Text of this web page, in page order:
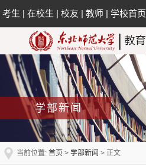
考生 |在校生 |校友 |教师 | 学校首页
学部新闻
当前位置: 首页 > 学部新闻 > 正文